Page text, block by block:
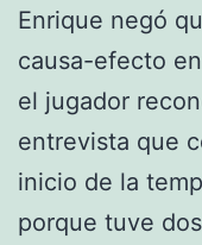
Enrique negó
causa-efecto
el jugador
entrevista que
inicio de la
porque tuve